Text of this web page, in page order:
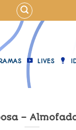
LIVES
–